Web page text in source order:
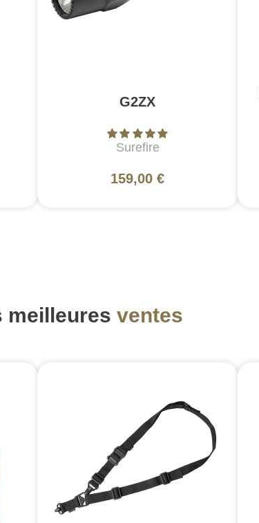
G2ZX
Surefire
159,00 €
meilleures ventes